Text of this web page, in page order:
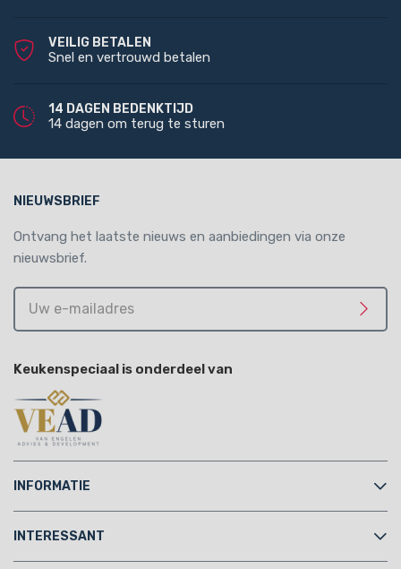
VEILIG BETALEN
Snel en vertrouwd betalen
14 DAGEN BEDENKTIJD
14 dagen om terug te sturen
NIEUWSBRIEF
Ontvang het laatste nieuws en aanbiedingen via onze
nieuwsbrief.
Meld
Keukenspeciaal is onderdeel van
INFORMATIE
INTERESSANT